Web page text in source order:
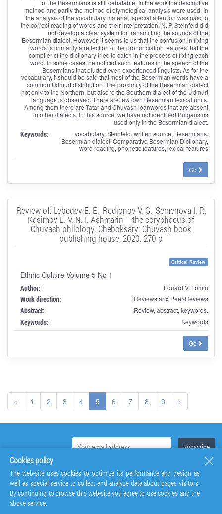
of the Besermians is still debatable. In the work the descriptive
method and partly the method of etymological analysis were used. In
the analysis of the vocabulary material, special attention was paid to
the correct reading of words and their interpretation. N. P. Steinfeld did
not develop a clear system for transmitting the sounds of the
Besermian dialect. However, it seems to us that the confusion in fixing
words is primarily a reflection of the pronunciation features that the
compiler of the dictionary tried to catch in the process of fixing each
word. In some cases, he noticed such features in the speech of the
Besermians that eluded even experienced linguists. As for the
vocabulary, it should be said that most of the Besermian words have a
common Udmurt distribution. The proximity of the Besermian dialect
not only to the Northern, but also to the Southern dialect of the Udmurt
language is observed. There are few own Besermian lexical units.
Among them there are Tatar and Chuvash loanwords that are absent
in other dialects. In this source, we have not identified Bulgarisms
used only in the Besermian dialect.
Keywords:
vocabulary, Steinfeld, written source, Besermians,
Besermian dialect, Comparative Besermian Dictionary,
word reading, phonetic features, lexical features
Go
Review of: Lebedev E. E., Rodionov V. G., Semenova I. P.,
Kasimov E. V. N. I. Ashmarin – the coryphaeus of
Chuvash philology. Cheboksary: Chuvash book
publishing house, 2020. 270 p
Critical Review
Ethnic Culture Volume 5 No 1
Author: Eduard V. Fomin
Work direction: Reviews and Peer-Reviews
Abstract: Review, abstract, keywords.
Keywords: keywords
Go
« 1 2 3 4 5 6 7 8 9 »
Cookies policy
The web-site uses cookies to optimize its performance and design as
well as special service to collect and analyze data about pages visitors.
By continuing to browse this web-site you agree to use cookies and the
above service.